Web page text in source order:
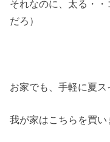
それなのに、太る・
だろ）
お家でも、手軽に夏ス
我が家はこちらを買い